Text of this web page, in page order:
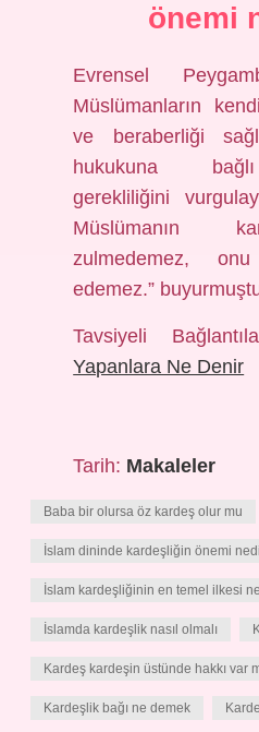
önemi
Evrensel
Müslümanların
ve beraberliği
hukukuna
gerekliliğini
Müslümanın
zulmedemez,
edemez.”
Tavsiyeli
Yapanlara Ne Denir
Tarih: Makaleler
Baba bir olursa öz kardeş olur mu
İslam dininde kardeşliğin önemi
İslam kardeşliğinin en temel ilkesi
İslamda kardeşlik nasıl olmalı
Kardeş kardeşin üstünde hakkı var
Kardeşlik bağı ne demek